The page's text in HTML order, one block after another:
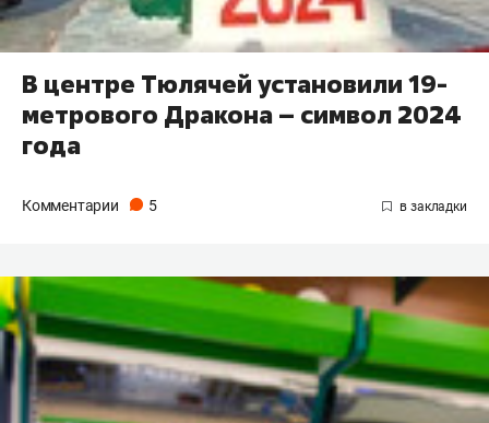
В центре Тюлячей установили 19-
метрового Дракона – символ 2024
года
Комментарии 5